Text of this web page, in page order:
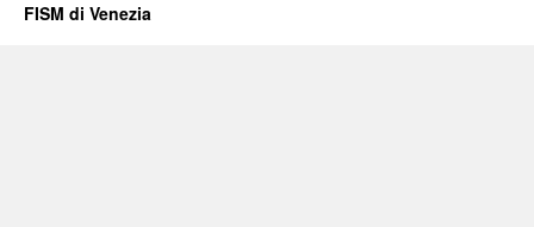
FISM di Venezia